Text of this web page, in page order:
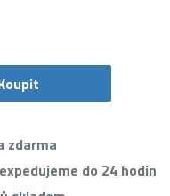
zdarma
do 24 hodin